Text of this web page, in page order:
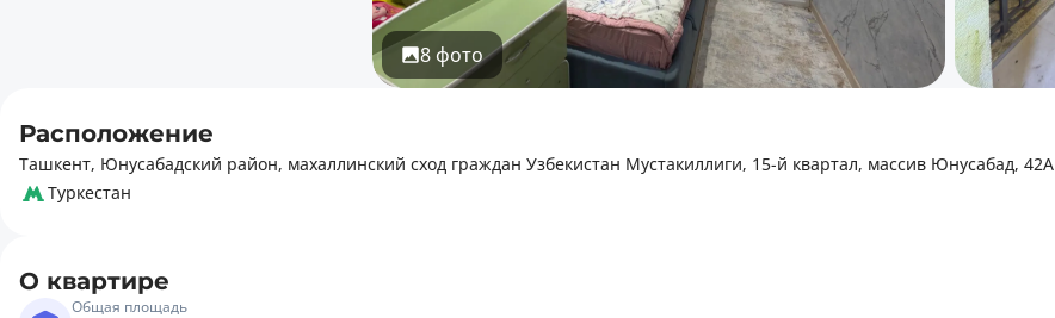
8 фото
Расположение
Ташкент, Юнусабадский район, махаллинский сход граждан Узбекистан Мустакиллиги, 15-й квартал, массив Юнусабад, 42А
Туркестан
О квартире
Общая площадь